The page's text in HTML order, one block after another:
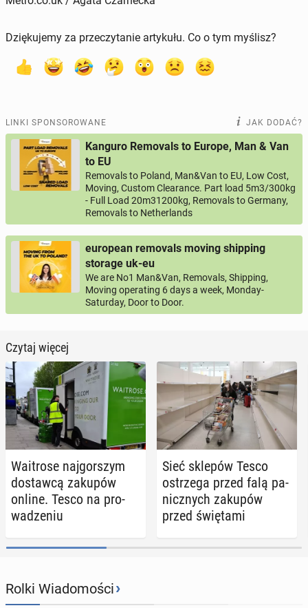
Dziękujemy za przeczytanie artykułu. Co o tym myślisz?
LINKI SPONSOROWANE JAK DODAĆ?
Kanguro Removals to Europe, Man & Van
to EU
Removals to Poland, Man&Van to EU, Low Cost,
Moving, Custom Clearance. Part load 5m3/300kg
- Full Load 20m31200kg, Removals to Germany,
Removals to Netherlands
european removals moving shipping
storage uk-eu
We are No1 Man&Van, Removals, Shipping,
Moving operating 6 days a week, Monday-
Saturday, Door to Door.
Czytaj więcej
Wa­itro­se naj­gor­szym
do­staw­cą zakupów
online. Tesco na pro­
wa­dze­niu
Sieć sklepów Tesco
ostrze­ga przed falą pa­
nicz­nych zakupów
przed świę­ta­mi
Rolki Wiadomości›